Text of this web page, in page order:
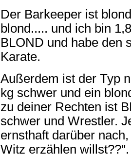
Der Barkeeper ist
blond..... und ich bin
BLOND und habe den
Karate.
Außerdem ist der Typ
kg schwer und ein
zu deiner Rechten ist
schwer und Wrestler.
ernsthaft darüber
Witz erzählen willst??".